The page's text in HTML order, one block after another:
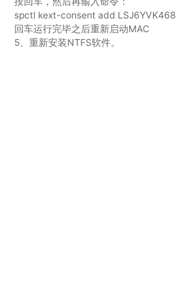
spctl kext-consent add LSJ6YVK468
回车运行完毕之后重新启动MAC
5、重新安装NTFS软件。